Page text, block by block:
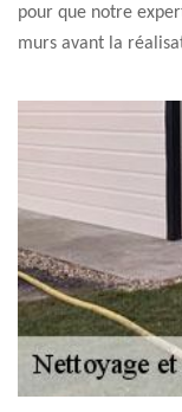
pour que notre
murs avant la